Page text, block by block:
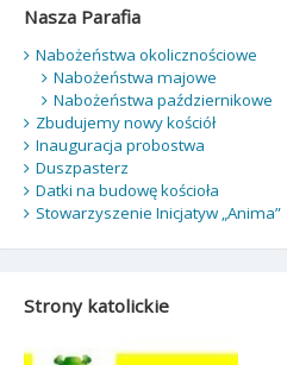
Nasza Parafia
Nabożeństwa okolicznościowe
Nabożeństwa majowe
Nabożeństwa październikowe
Zbudujemy nowy kościół
Inauguracja probostwa
Duszpasterz
Datki na budowę kościoła
Stowarzyszenie Inicjatyw „Anima”
Strony katolickie